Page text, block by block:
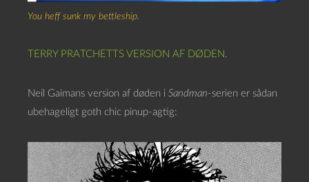
You heff sunk my bettleship.
TERRY PRATCHETTS VERSION AF DØDEN .
Neil Gaimans version af døden i Sandman-serien er sådan
ubehageligt goth chic pinup-agtig: